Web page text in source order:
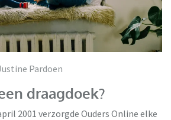
Pardoen
draagdoek?
2001 verzorgde Ouders Online elke